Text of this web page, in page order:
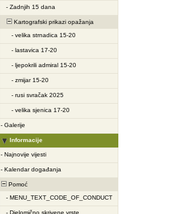
- Zadnjih 15 dana
Kartografski prikazi opažanja
- velika strnadica 15-20
- lastavica 17-20
- ljepokrili admiral 15-20
- zmijar 15-20
- rusi svračak 2025
- velika sjenica 17-20
- Galerije
Informacije
- Najnovije vijesti
- Kalendar događanja
Pomoć
- MENU_TEXT_CODE_OF_CONDUCT
- Djelomično skrivene vrste